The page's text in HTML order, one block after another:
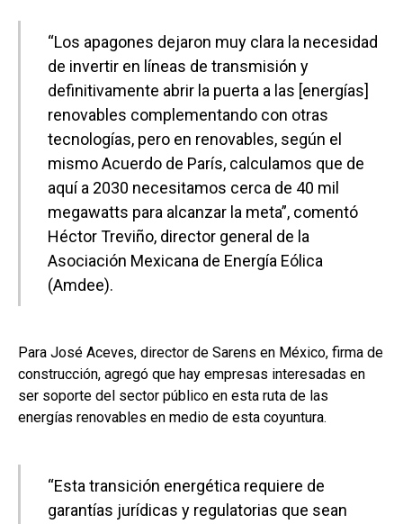
“Los apagones dejaron muy clara la necesidad
de invertir en líneas de transmisión y
definitivamente abrir la puerta a las [energías]
renovables complementando con otras
tecnologías, pero en renovables, según el
mismo Acuerdo de París, calculamos que de
aquí a 2030 necesitamos cerca de 40 mil
megawatts para alcanzar la meta”, comentó
Héctor Treviño, director general de la
Asociación Mexicana de Energía Eólica
(Amdee).
Para José Aceves, director de Sarens en México, firma de
construcción, agregó que hay empresas interesadas en
ser soporte del sector público en esta ruta de las
energías renovables en medio de esta coyuntura.
“Esta transición energética requiere de
garantías jurídicas y regulatorias que sean